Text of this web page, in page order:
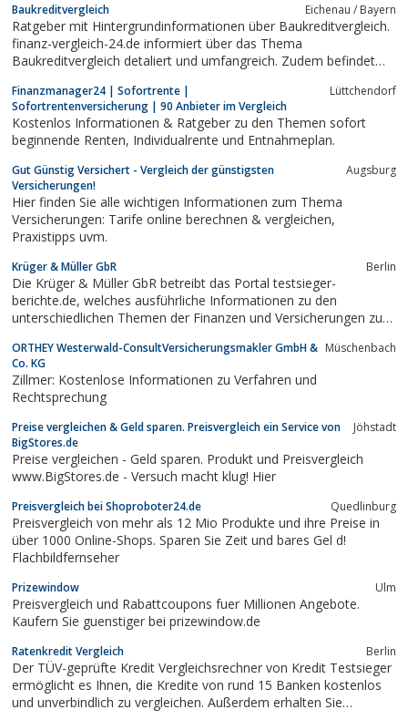
Finanzierungen und Mietwagen.Sparen Sie kostbare Zeit und
überlassen Sie uns das aufspüren von...
Baukreditvergleich Eichenau / Bayern
Ratgeber mit Hintergrundinformationen über Baukreditvergleich.
finanz-vergleich-24.de informiert über das Thema
Baukreditvergleich detaliert und umfangreich. Zudem befindet
Verbraucher besitzen muss auf der Homepage. Ein Update der
Seite erfolgte im März 2013.
Finanzmanager24 | Sofortrente |
Sofortrentenversicherung | 90 Anbieter im Vergleich
Lüttchendorf
Kostenlos Informationen & Ratgeber zu den Themen sofort
beginnende Renten, Individualrente und Entnahmeplan.
Gut Günstig Versichert - Vergleich der günstigsten
Versicherungen!
Augsburg
Hier finden Sie alle wichtigen Informationen zum Thema
Versicherungen: Tarife online berechnen & vergleichen,
Praxistipps uvm.
Krüger & Müller GbR Berlin
Die Krüger & Müller GbR betreibt das Portal testsieger-
berichte.de, welches ausführliche Informationen zu den
unterschiedlichen Themen der Finanzen und Versicherungen zur
ein, die verschiedenen Anbieter und Tarife der unterschiedlichen
Bereiche mithilfe eines...
ORTHEY Westerwald-ConsultVersicherungsmakler GmbH &
Co. KG
Müschenbach
Zillmer: Kostenlose Informationen zu Verfahren und
Rechtsprechung
Preise vergleichen & Geld sparen. Preisvergleich ein Service von
BigStores.de
Jöhstadt
Preise vergleichen - Geld sparen. Produkt und Preisvergleich
www.BigStores.de - Versuch macht klug! Hier
Preisvergleich bei Shoproboter24.de Quedlinburg
Preisvergleich von mehr als 12 Mio Produkte und ihre Preise in
über 1000 Online-Shops. Sparen Sie Zeit und bares Gel d!
Flachbildfernseher
Prizewindow Ulm
Preisvergleich und Rabattcoupons fuer Millionen Angebote.
Kaufern Sie guenstiger bei prizewindow.de
Ratenkredit Vergleich Berlin
Der TÜV-geprüfte Kredit Vergleichsrechner von Kredit Testsieger
ermöglicht es Ihnen, die Kredite von rund 15 Banken kostenlos
und unverbindlich zu vergleichen. Außerdem erhalten Sie